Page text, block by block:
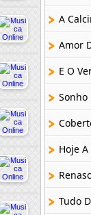
A
Amor
E O
Sonho
Hoje
Tudo